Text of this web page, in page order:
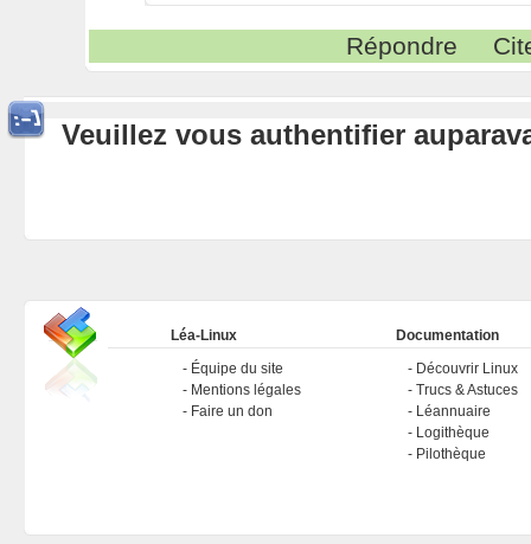
Répondre
Veuillez vous authentifier
Léa-Linux
Équipe du site
Mentions légales
Faire un don
Documentation
Découvrir Linux
Trucs & Astuces
Léannuaire
Logithèque
Pilothèque